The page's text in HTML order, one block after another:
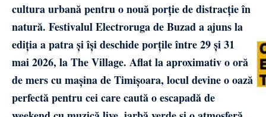
cultura urbană pentru o nouă porție de distracție în
natură. Festivalul Electroruga de Buzad a ajuns la
ediția a patra și își deschide porțile între 29 și 31
mai 2026, la The Village. Aflat la aproximativ o oră
de mers cu mașina de Timișoara, locul devine o oază
perfectă pentru cei care caută o escapadă de